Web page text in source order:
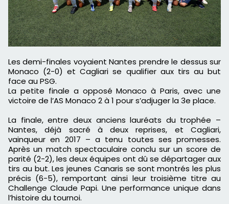
Les demi-finales voyaient Nantes prendre le dessus sur
Monaco (2-0) et Cagliari se qualifier aux tirs au but
face au PSG.
La petite finale a opposé Monaco à Paris, avec une
victoire de l’AS Monaco 2 à 1 pour s’adjuger la 3e place.
La finale, entre deux anciens lauréats du trophée –
Nantes, déjà sacré à deux reprises, et Cagliari,
vainqueur en 2017 – a tenu toutes ses promesses.
Après un match spectaculaire conclu sur un score de
parité (2-2), les deux équipes ont dû se départager aux
tirs au but. Les jeunes Canaris se sont montrés les plus
précis (6-5), remportant ainsi leur troisième titre au
Challenge Claude Papi. Une performance unique dans
l’histoire du tournoi.